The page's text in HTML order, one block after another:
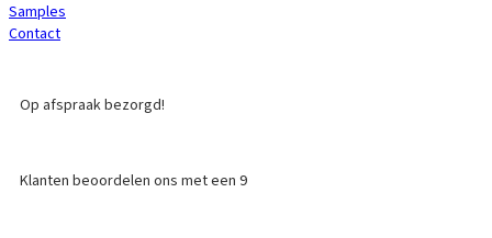
Samples
Contact
Op afspraak bezorgd!
Klanten beoordelen ons met een 9